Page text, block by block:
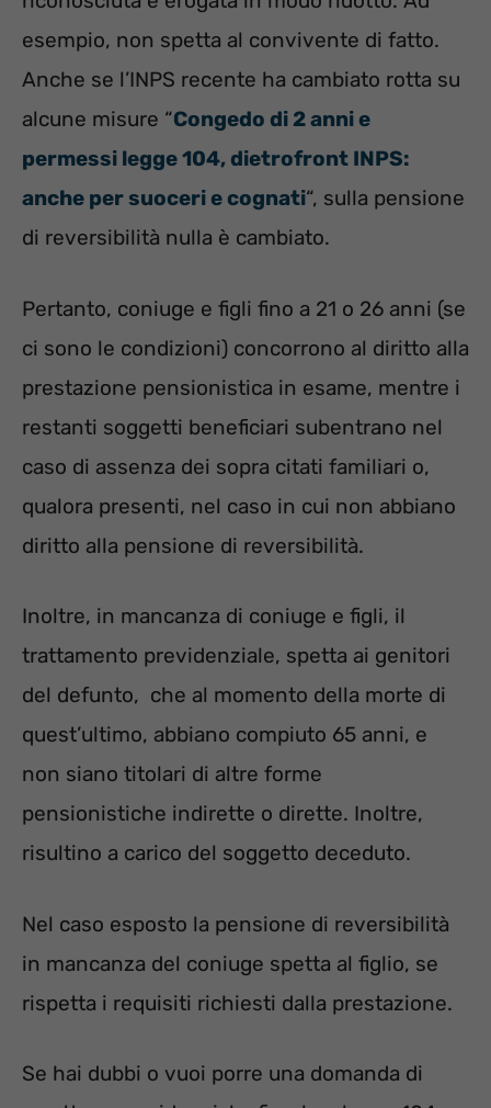
esempio, non spetta al convivente di fatto.
Anche se l’INPS recente ha cambiato rotta su
alcune misure “Congedo di 2 anni e
permessi legge 104, dietrofront INPS:
anche per suoceri e cognati“, sulla pensione
di reversibilità nulla è cambiato.
Pertanto, coniuge e figli fino a 21 o 26 anni (se
ci sono le condizioni) concorrono al diritto alla
prestazione pensionistica in esame, mentre i
restanti soggetti beneficiari subentrano nel
caso di assenza dei sopra citati familiari o,
qualora presenti, nel caso in cui non abbiano
diritto alla pensione di reversibilità.
Inoltre, in mancanza di coniuge e figli, il
trattamento previdenziale, spetta ai genitori
del defunto, che al momento della morte di
quest’ultimo, abbiano compiuto 65 anni, e
non siano titolari di altre forme
pensionistiche indirette o dirette. Inoltre,
risultino a carico del soggetto deceduto.
Nel caso esposto la pensione di reversibilità
in mancanza del coniuge spetta al figlio, se
rispetta i requisiti richiesti dalla prestazione.
Se hai dubbi o vuoi porre una domanda di